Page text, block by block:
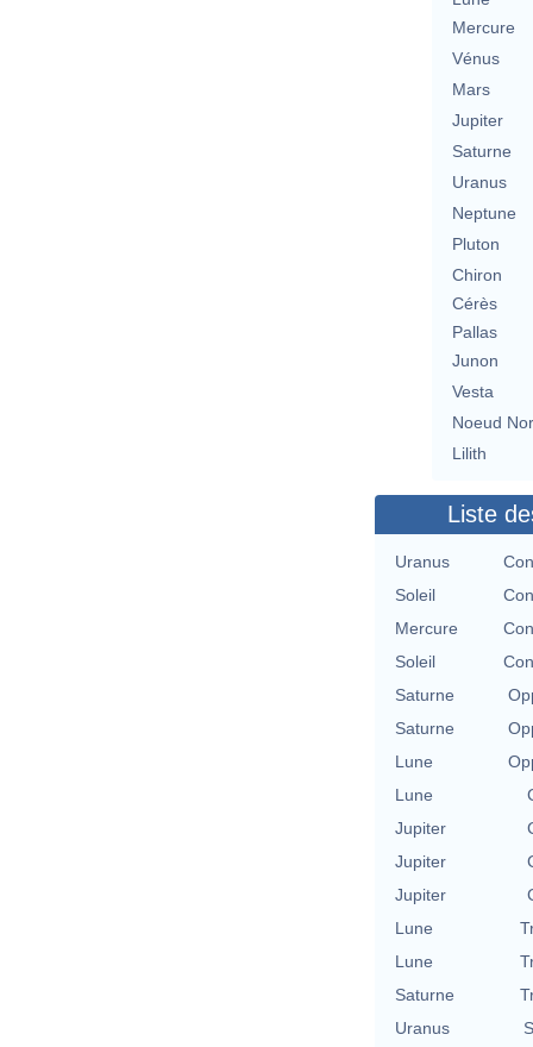
Mercure
Vénus
Mars
Jupiter
Saturne
Uranus
Neptune
Pluton
Chiron
Cérès
Pallas
Junon
Vesta
Noeud
Lilith
Liste
Uranus
Soleil
Mercure
Soleil
Saturne
Saturne
Lune
Lune
Jupiter
Jupiter
Jupiter
Lune
Lune
Saturne
Uranus